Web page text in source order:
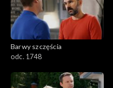
Barwy szczęścia
odc. 1748